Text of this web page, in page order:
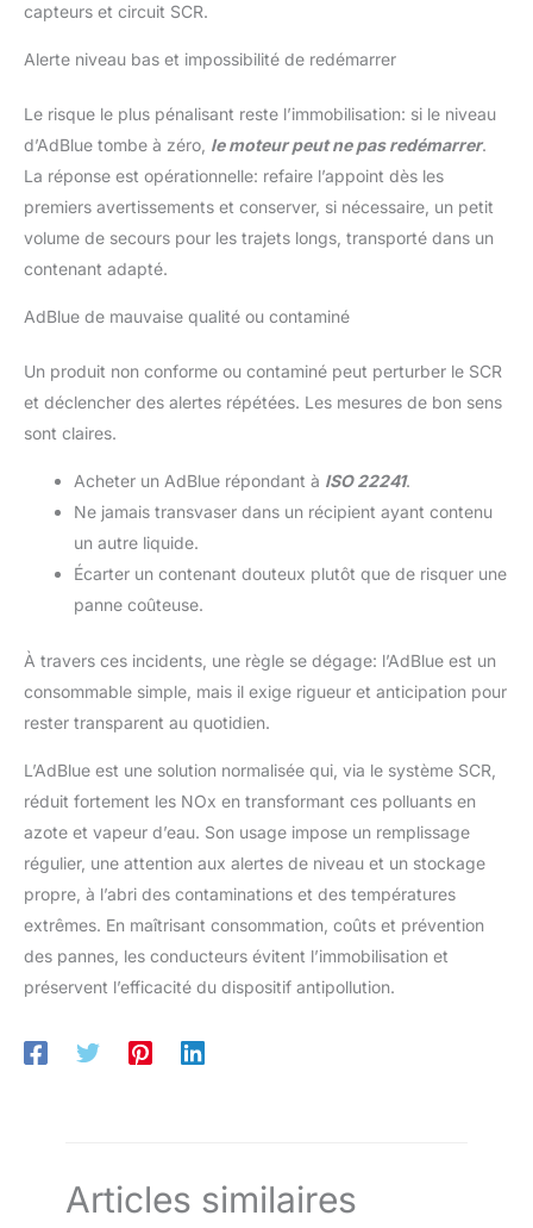
capteurs et circuit SCR.
Alerte niveau bas et impossibilité de redémarrer
Le risque le plus pénalisant reste l’immobilisation: si le niveau
d’AdBlue tombe à zéro, le moteur peut ne pas redémarrer.
La réponse est opérationnelle: refaire l’appoint dès les
premiers avertissements et conserver, si nécessaire, un petit
volume de secours pour les trajets longs, transporté dans un
contenant adapté.
AdBlue de mauvaise qualité ou contaminé
Un produit non conforme ou contaminé peut perturber le SCR
et déclencher des alertes répétées. Les mesures de bon sens
sont claires.
Acheter un AdBlue répondant à ISO 22241.
Ne jamais transvaser dans un récipient ayant contenu
un autre liquide.
Écarter un contenant douteux plutôt que de risquer une
panne coûteuse.
À travers ces incidents, une règle se dégage: l’AdBlue est un
consommable simple, mais il exige rigueur et anticipation pour
rester transparent au quotidien.
L’AdBlue est une solution normalisée qui, via le système SCR,
réduit fortement les NOx en transformant ces polluants en
azote et vapeur d’eau. Son usage impose un remplissage
régulier, une attention aux alertes de niveau et un stockage
propre, à l’abri des contaminations et des températures
extrêmes. En maîtrisant consommation, coûts et prévention
des pannes, les conducteurs évitent l’immobilisation et
préservent l’efficacité du dispositif antipollution.
Articles similaires